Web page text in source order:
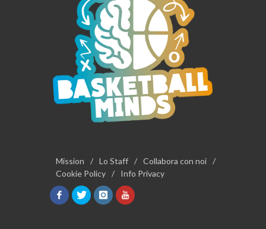
Mission / Lo Staff / Collabora con noi /
Cookie Policy / Info Privacy